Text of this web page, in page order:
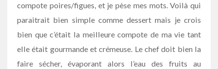
compote poires/figues, et je pèse mes mots. Voilà qui
paraitrait bien simple comme dessert mais je crois
bien que c’était la meilleure compote de ma vie tant
elle était gourmande et crémeuse. Le chef doit bien la
faire sécher, évaporant alors l’eau des fruits au